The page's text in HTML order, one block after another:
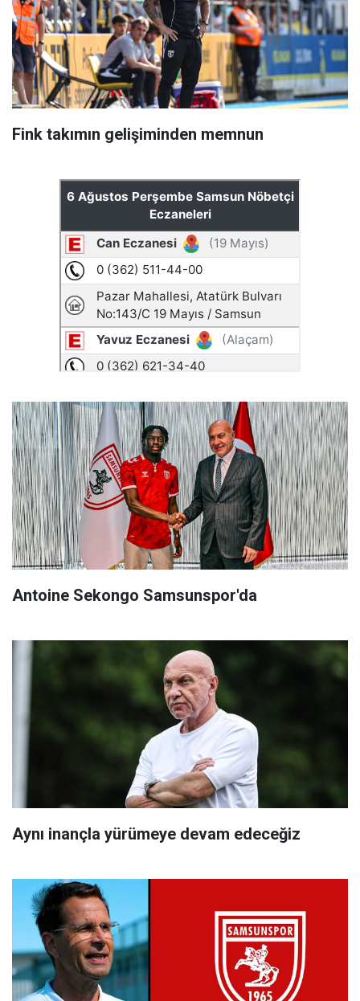
Fink takımın gelişiminden memnun
Antoine Sekongo Samsunspor'da
Aynı inançla yürümeye devam edeceğiz